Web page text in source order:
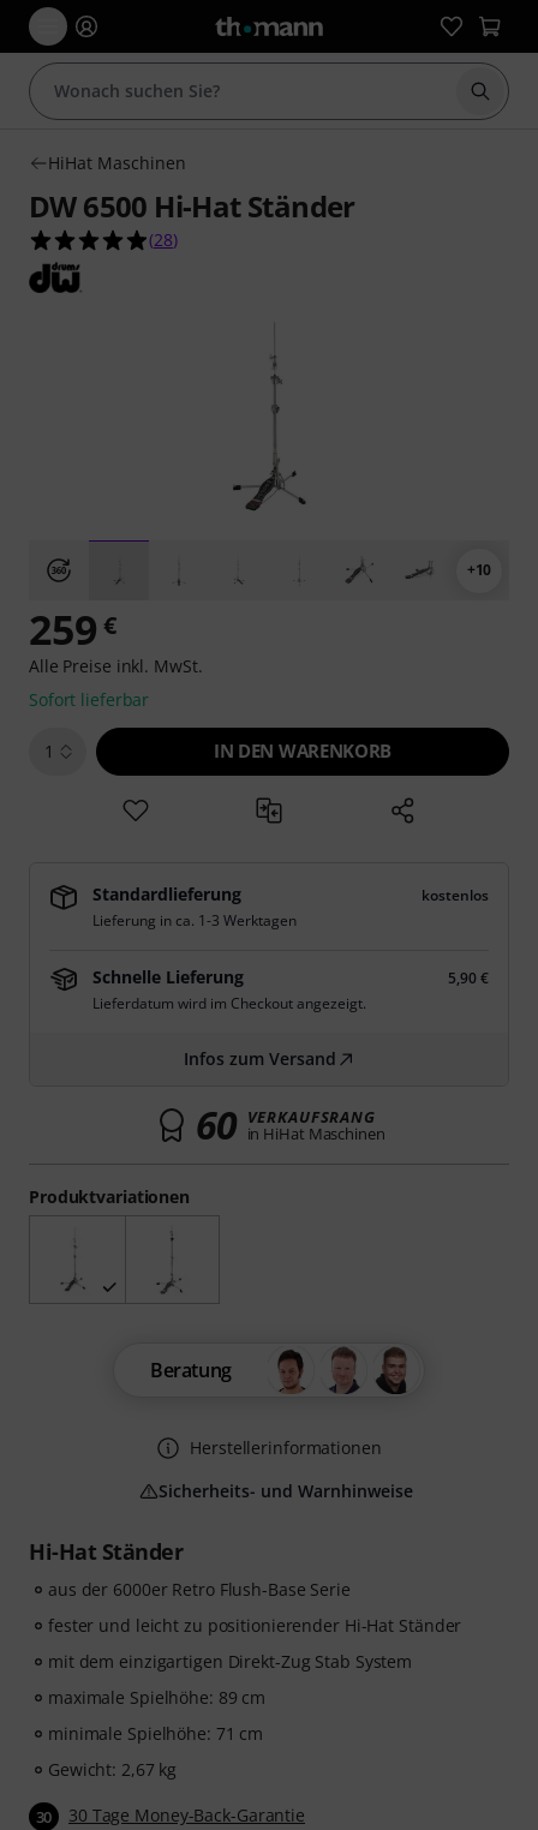
Suche
HiHat Maschinen
DW 6500 Hi-Hat Ständer
4.9 von 5 Sternen aus 28 Kundenbewertungen
(28)
+10
Hi-Hat Ständer
aus der 6000er Retro Flush-Base Serie
fester und leicht zu positionierender Hi-Hat Ständer
mit dem einzigartigen Direkt-Zug Stab System
maximale Spielhöhe: 89 cm
minimale Spielhöhe: 71 cm
Gewicht: 2,67 kg
30 30 Tage Money-Back-Garantie
Produktvariationen
259 €
Alle Preise inkl. MwSt.
Sofort lieferbar
1 IN DEN WARENKORB
Standardlieferung
kostenlos
Lieferung in ca. 1-3 Werktagen
Schnelle Lieferung
5,90 €
Lieferdatum wird im Checkout angezeigt.
Infos zum Versand
60 VERKAUFSRANG
in HiHat Maschinen
Beratung
Herstellerinformationen
Sicherheits- und Warnhinweise